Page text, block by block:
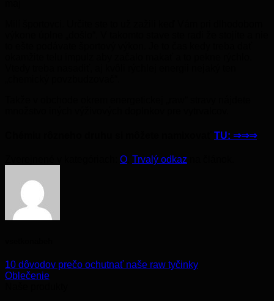
TU: ⇒⇒⇒
O Trvalý odkaz
10 dôvodov prečo ochutnať naše raw tyčinky
Oblečenie